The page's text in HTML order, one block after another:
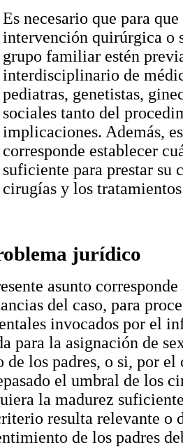
Es necesario que para
intervención quirúrgica o
grupo familiar estén
interdisciplinario de
pediatras, genetistas,
sociales tanto del
implicaciones. Además,
corresponde establecer
suficiente para prestar su
cirugías y los
jurídico
asunto
del caso, para
invocados por el
para la asignación de
de los padres, o si, por
el umbral de los
la madurez
resulta relevante o
de los padres